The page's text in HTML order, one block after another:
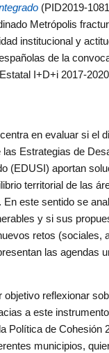
(PID2019-
Metrópolis
institucional y
de la
I+D+i 2017-
en evaluar si el
las Estrategias de
(EDUSI) aportan
territorial de las
En este sentido se
y si sus
retos (sociales,
las agendas
objetivo reflexionar
a este
Política de Cohesión
municipios,